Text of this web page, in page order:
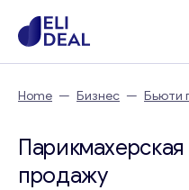
Home — Бизнес — Бьюти
продажу